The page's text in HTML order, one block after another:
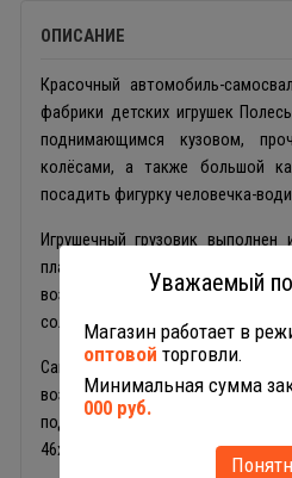
ОПИСАНИЕ
Красочный автомобиль-
фабрики детских игрушек
поднимающимся кузовом,
колёсами, а также большой
посадить фигурку человечка-
Игрушечный грузовик выполнен
пластика,
воздействий: ударам,
солнечных лучей.
Самосвал Полесье прекрасно
возрасте от 2 лет в песочнице
подарком на день рождения или
46х16х20 см.
Уважаемый
Магазин работает в
оптовой торговли.
Минимальная сумма
000 руб.